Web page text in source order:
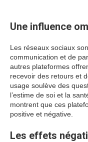
Une influence
Les réseaux sociaux
communication et de
autres plateformes
recevoir des retours et
usage soulève des
l’estime de soi et la
montrent que ces
positive et négative.
Les effets